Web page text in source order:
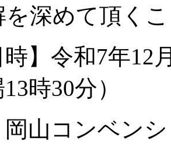
を深めて頂く
時】令和7年12
13時30分）
岡山コンベン